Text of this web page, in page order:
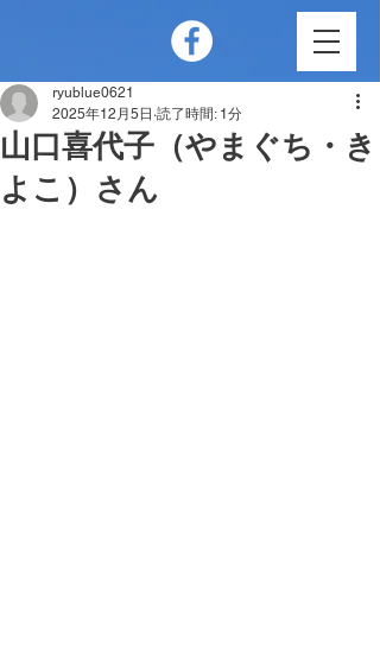
山口喜代子（やまぐち・き
よこ）さん
ryublue0621
2025年12月5日 読了時間: 1分